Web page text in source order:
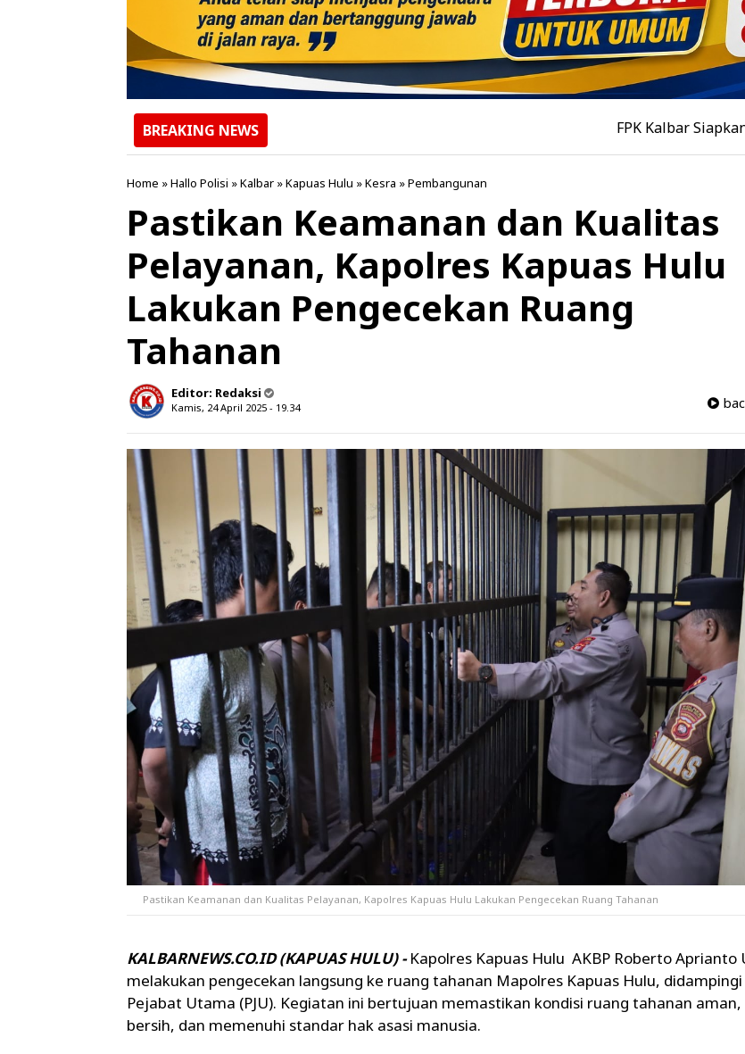
BREAKING NEWS FPK Kalbar Siapkan
Home »Hallo Polisi »Kalbar »Kapuas Hulu »Kesra »Pembangunan
Pastikan Keamanan dan Kualitas
Pelayanan, Kapolres Kapuas Hulu
Lakukan Pengecekan Ruang
Tahanan
Editor: Redaksi
Kamis, 24 April 2025 - 19.34
Pastikan Keamanan dan Kualitas Pelayanan, Kapolres Kapuas Hulu Lakukan Pengecekan Ruang Tahanan
KALBARNEWS.CO.ID (KAPUAS HULU) -Kapolres Kapuas Hulu AKBP Roberto Aprianto
melakukan pengecekan langsung ke ruang tahanan Mapolres Kapuas Hulu,
Pejabat Utama (PJU). Kegiatan ini bertujuan memastikan kondisi ruang tahanan aman,
bersih, dan memenuhi standar hak asasi manusia.